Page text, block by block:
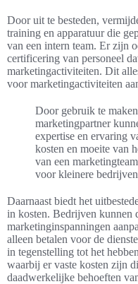
Door uit te besteden,
training en apparatuur die
van een intern team. Er zijn
certificering van personeel
marketingactiviteiten. Dit
voor marketingactiviteiten
Door gebruik te
marketingpartner
expertise en ervaring
kosten en moeite van
van een
voor kleinere
Daarnaast biedt het
in kosten. Bedrijven kunnen
marketinginspanningen
alleen betalen voor de
in tegenstelling tot het
waarbij er vaste kosten zijn
daadwerkelijke behoeften